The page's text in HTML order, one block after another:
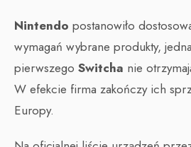
Nintendo postanowiło
wymagań wybrane produkty,
pierwszego Switcha nie
W efekcie firma zakończy ich
Europy.